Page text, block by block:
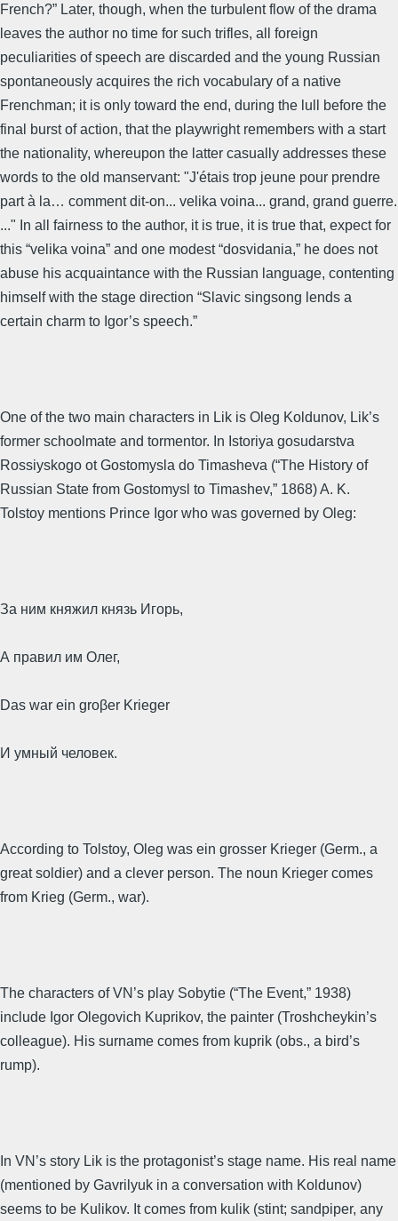
French?” Later, though, when the turbulent flow of the drama
leaves the author no time for such trifles, all foreign
peculiarities of speech are discarded and the young Russian
spontaneously acquires the rich vocabulary of a native
Frenchman; it is only toward the end, during the lull before the
final burst of action, that the playwright remembers with a start
the nationality, whereupon the latter casually addresses these
words to the old manservant: "J'étais trop jeune pour prendre
part à la… comment dit-on... velika voina... grand, grand guerre.
..." In all fairness to the author, it is true, it is true that, expect for
this “velika voina” and one modest “dosvidania,” he does not
abuse his acquaintance with the Russian language, contenting
himself with the stage direction “Slavic singsong lends a
certain charm to Igor’s speech.”
One of the two main characters in Lik is Oleg Koldunov, Lik’s
former schoolmate and tormentor. In Istoriya gosudarstva
Rossiyskogo ot Gostomysla do Timasheva (“The History of
Russian State from Gostomysl to Timashev,” 1868) A. K.
Tolstoy mentions Prince Igor who was governed by Oleg:
За ним княжил князь Игорь,
А правил им Олег,
Das war ein groβer Krieger
И умный человек.
According to Tolstoy, Oleg was ein grosser Krieger (Germ., a
great soldier) and a clever person. The noun Krieger comes
from Krieg (Germ., war).
The characters of VN’s play Sobytie (“The Event,” 1938)
include Igor Olegovich Kuprikov, the painter (Troshcheykin’s
colleague). His surname comes from kuprik (obs., a bird’s
rump).
In VN’s story Lik is the protagonist’s stage name. His real name
(mentioned by Gavrilyuk in a conversation with Koldunov)
seems to be Kulikov. It comes from kulik (stint; sandpiper, any